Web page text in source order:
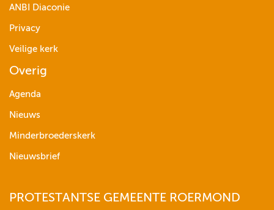
ANBI Diaconie
Privacy
Veilige kerk
Overig
Agenda
Nieuws
Minderbroederskerk
Nieuwsbrief
PROTESTANTSE GEMEENTE ROERMOND